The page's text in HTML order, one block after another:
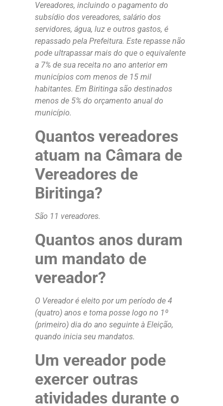
Vereadores, incluindo o pagamento do
subsídio dos vereadores, salário dos
servidores, água, luz e outros gastos, é
repassado pela Prefeitura. Este repasse não
pode ultrapassar mais do que o equivalente
a 7% de sua receita no ano anterior em
municípios com menos de 15 mil
habitantes. Em Biritinga são destinados
menos de 5% do orçamento anual do
município.
Quantos vereadores
atuam na Câmara de
Vereadores de
Biritinga?
São 11 vereadores.
Quantos anos duram
um mandato de
vereador?
O Vereador é eleito por um período de 4
(quatro) anos e toma posse logo no 1º
(primeiro) dia do ano seguinte à Eleição,
quando inicia seu mandatos.
Um vereador pode
exercer outras
atividades durante o